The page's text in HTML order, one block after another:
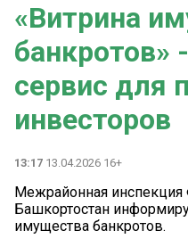
«Витрина
банкротов»
сервис для
инвесторов
13:17 13.04.2026 16+
Межрайонная
Башкортостан
имущества банкротов.